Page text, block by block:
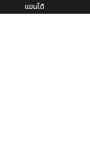
แขนได้